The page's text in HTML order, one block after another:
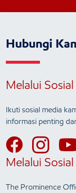
Hubungi
Melalui
Ikuti sosial media
informasi penting
Melalui
The Prominence